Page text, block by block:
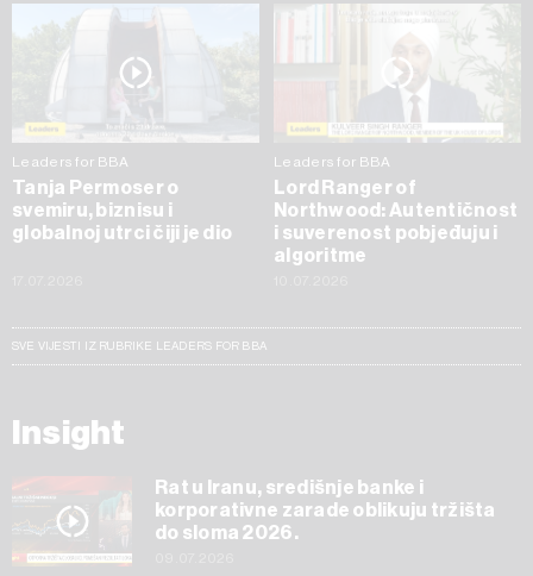
Leaders for BBA
Tanja Permoser o
svemiru, biznisu i
globalnoj utrci čiji je dio
Leaders for BBA
Lord Ranger of
Northwood: Autentičnost
i suverenost pobjeđuju i
algoritme
SVE VIJESTI IZ RUBRIKE LEADERS FOR BBA
Insight
Rat u Iranu, središnje banke i
korporativne zarade oblikuju tržišta
do sloma 2026.